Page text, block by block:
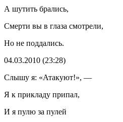
А шутить брались,
Смерти вы в глаза смотрели,
Но не поддались.
04.03.2010 (23:28)
Слышу я: «Атакуют!», —
Я к прикладу припал,
И я пулю за пулей